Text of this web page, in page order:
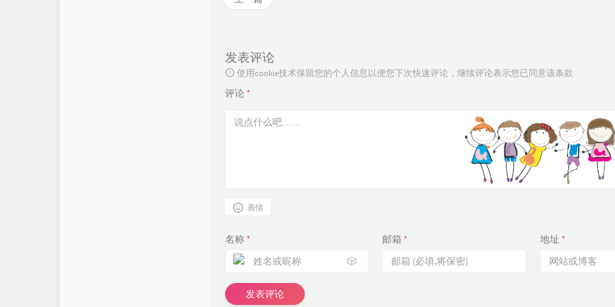
发表评论
使用cookie技术保留您的个人信息以便您下次快速评论，继续评论表示您已同意该条款
评论 *
表情
名称 *
🎲
邮箱 * 地址 *
发表评论